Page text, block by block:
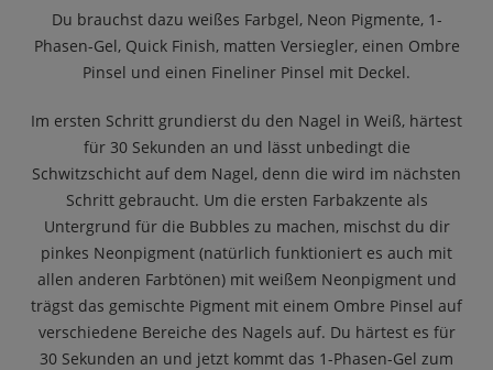
Du brauchst dazu weißes Farbgel, Neon Pigmente, 1-
Phasen-Gel, Quick Finish, matten Versiegler, einen Ombre
Pinsel und einen Fineliner Pinsel mit Deckel.
Im ersten Schritt grundierst du den Nagel in Weiß, härtest
für 30 Sekunden an und lässt unbedingt die
Schwitzschicht auf dem Nagel, denn die wird im nächsten
Schritt gebraucht. Um die ersten Farbakzente als
Untergrund für die Bubbles zu machen, mischst du dir
pinkes Neonpigment (natürlich funktioniert es auch mit
allen anderen Farbtönen) mit weißem Neonpigment und
trägst das gemischte Pigment mit einem Ombre Pinsel auf
verschiedene Bereiche des Nagels auf. Du härtest es für
30 Sekunden an und jetzt kommt das 1-Phasen-Gel zum